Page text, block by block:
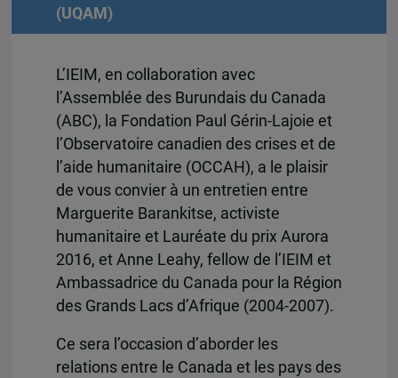
(UQAM)
L’IEIM, en collaboration avec
l’Assemblée des Burundais du Canada
(ABC), la Fondation Paul Gérin-Lajoie et
l’Observatoire canadien des crises et de
l’aide humanitaire (OCCAH), a le plaisir
de vous convier à un entretien entre
Marguerite Barankitse, activiste
humanitaire et Lauréate du prix Aurora
2016, et Anne Leahy, fellow de l’IEIM et
Ambassadrice du Canada pour la Région
des Grands Lacs d’Afrique (2004-2007).
Ce sera l’occasion d’aborder les
relations entre le Canada et les pays des